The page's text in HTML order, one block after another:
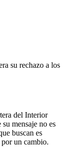
su rechazo a los
del Interior
mensaje no es
buscan es
un cambio.